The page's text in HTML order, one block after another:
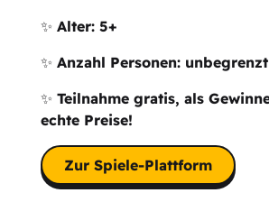
✨ Alter: 5+
✨ Anzahl Personen: unbegrenzt
✨ Teilnahme gratis, als
echte Preise!
Zur Spiele-Plattform